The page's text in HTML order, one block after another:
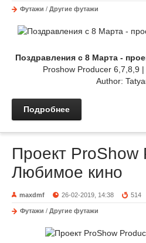
Футажи / Другие футажи
Поздравления с 8 Марта -
Proshow Producer 6,7,8,9
Author:
Подробнее
Проект ProShow
Любимое кино
maxdmf 26-02-2019, 14:38 514
Футажи / Другие футажи